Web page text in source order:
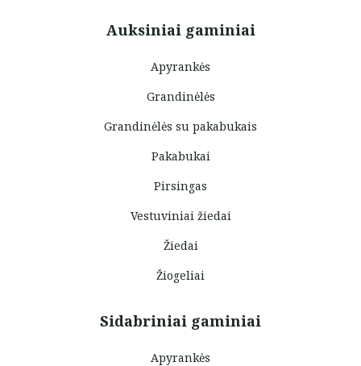
Auksiniai gaminiai
Apyrankės
Grandinėlės
Grandinėlės su pakabukais
Pakabukai
Pirsingas
Vestuviniai žiedai
Žiedai
Žiogeliai
Sidabriniai gaminiai
Apyrankės